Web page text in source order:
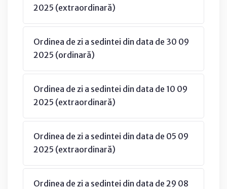
2025 (extraordinară)
Ordinea de zi a sedintei din data de 30 09
2025 (ordinară)
Ordinea de zi a sedintei din data de 10 09
2025 (extraordinară)
Ordinea de zi a sedintei din data de 05 09
2025 (extraordinară)
Ordinea de zi a sedintei din data de 29 08